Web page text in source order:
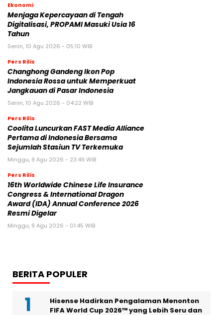
Ekonomi
Menjaga Kepercayaan di Tengah
Digitalisasi, PROPAMI Masuki Usia 16
Tahun
Senin, 10 Agu 2026 - 05:10 WIB
Pers Rilis
Changhong Gandeng Ikon Pop
Indonesia Rossa untuk Memperkuat
Jangkauan di Pasar Indonesia
Senin, 10 Agu 2026 - 04:22 WIB
Pers Rilis
Coolita Luncurkan FAST Media Alliance
Pertama di Indonesia Bersama
Sejumlah Stasiun TV Terkemuka
Minggu, 9 Agu 2026 - 23:49 WIB
Pers Rilis
16th Worldwide Chinese Life Insurance
Congress & International Dragon
Award (IDA) Annual Conference 2026
Resmi Digelar
Minggu, 9 Agu 2026 - 01:45 WIB
BERITA POPULER
Hisense Hadirkan Pengalaman Menonton
FIFA World Cup 2026™ yang Lebih Seru dan